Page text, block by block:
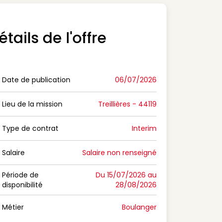
de l'offre
Date de publication
Date de publication 06/07/2026
Lieu de la mission
Lieu de la mission Treillières - 44119
Type de contrat
Type de contrat Interim
Salaire
Salaire Salaire non renseigné
Période de disponibilité
Période de
disponibilité
Du 15/07/2026 au
28/08/2026
Métier Boulanger